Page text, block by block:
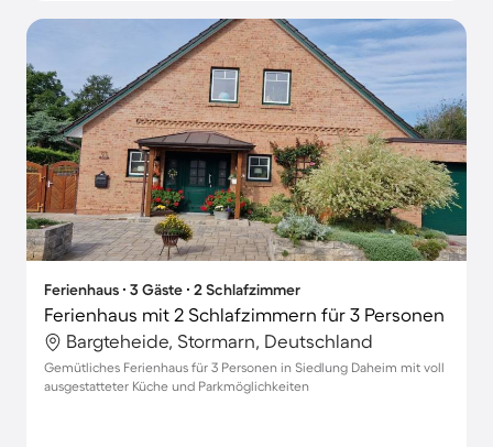
Ferienhaus ∙ 3 Gäste ∙ 2 Schlafzimmer
Ferienhaus mit 2 Schlafzimmern für 3 Personen
Bargteheide, Stormarn, Deutschland
Gemütliches Ferienhaus für 3 Personen in Siedlung Daheim mit voll
ausgestatteter Küche und Parkmöglichkeiten